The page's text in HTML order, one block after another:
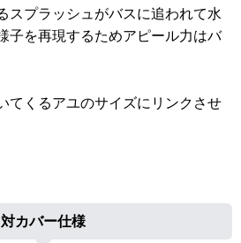
スプラッシュがバスに追われて水
子を再現するためアピール力はバ
てくるアユのサイズにリンクさせ
対カバー仕様